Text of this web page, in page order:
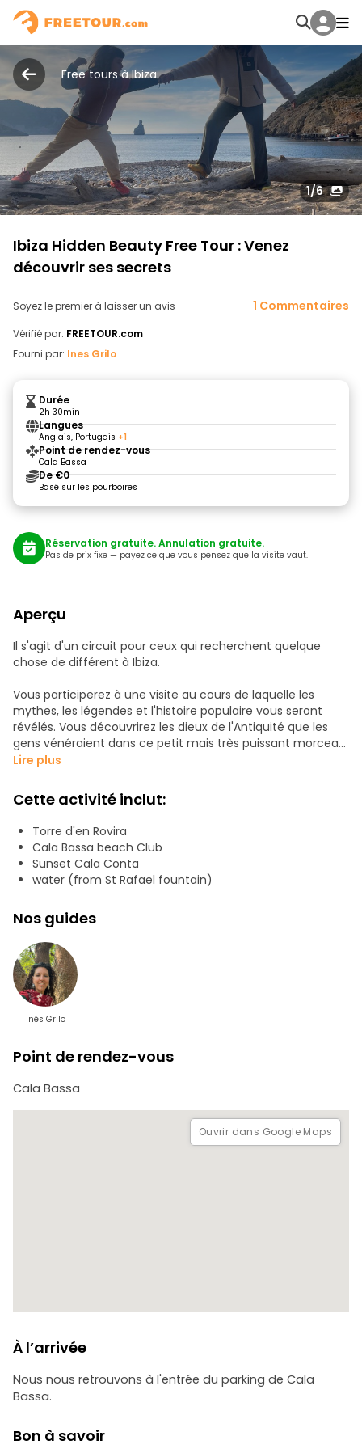
Free tours à Ibiza
1/6
Ibiza Hidden Beauty Free Tour : Venez
découvrir ses secrets
Soyez le premier à laisser un avis 1 Commentaires
Vérifié par: FREETOUR.com
Fourni par: Ines Grilo
Durée
2h 30min
Langues
Anglais, Portugais +1
Point de rendez-vous
Cala Bassa
De €0
Basé sur les pourboires
Réservation gratuite. Annulation gratuite.
Pas de prix fixe — payez ce que vous pensez que la visite vaut.
Aperçu
Il s'agit d'un circuit pour ceux qui recherchent quelque
chose de différent à Ibiza.
Vous participerez à une visite au cours de laquelle les
mythes, les légendes et l'histoire populaire vous seront
révélés. Vous découvrirez les dieux de l'Antiquité que les
gens vénéraient dans ce petit mais très puissant morceau
de terre au milieu de la Méditerranée.
Découvrez tous les empires qui se sont emparés de cette
île, et combien de personnes différentes y ont vécu et y
ont laissé leur propre empreinte.
Nous nous promènerons dans la nature, en visitant des
falaises, des grottes, des points de vue élevés, des joyaux
au coucher du soleil et des plages cachées.
Lire plus
Cette activité inclut:
Torre d'en Rovira
Cala Bassa beach Club
Sunset Cala Conta
water (from St Rafael fountain)
Nos guides
Inês Grilo
Point de rendez-vous
Cala Bassa
Ouvrir dans Google Maps
À l’arrivée
Nous nous retrouvons à l'entrée du parking de Cala
Bassa.
Bon à savoir